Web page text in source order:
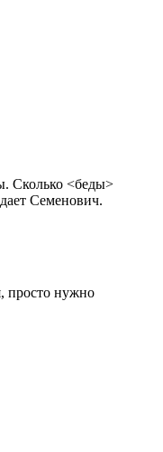
Сколько <беды>
Семенович.
просто нужно